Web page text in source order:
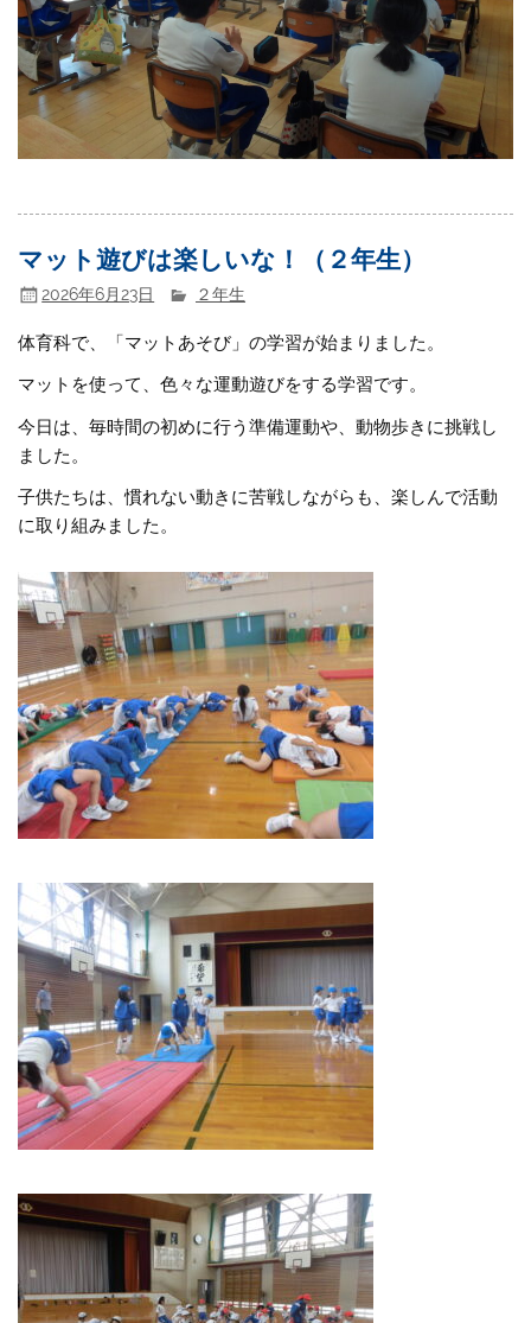
マット遊びは楽しいな！（２年生）
2026年6月23日 ２年生
体育科で、「マットあそび」の学習が始まりました。
マットを使って、色々な運動遊びをする学習です。
今日は、毎時間の初めに行う準備運動や、動物歩きに挑戦し
ました。
子供たちは、慣れない動きに苦戦しながらも、楽しんで活動
に取り組みました。